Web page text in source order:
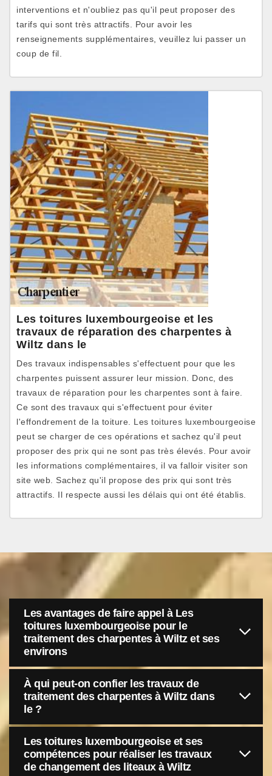
interventions et n'oubliez pas qu'il peut proposer des
tarifs qui sont très attractifs. Pour avoir les
renseignements supplémentaires, veuillez lui passer un
coup de fil.
Les toitures luxembourgeoise et les
travaux de réparation des charpentes à
Wiltz dans le
Des travaux indispensables s'effectuent pour que les
charpentes puissent assurer leur mission. Donc, des
travaux de réparation pour les charpentes sont à faire.
Ce sont des travaux qui s'effectuent pour éviter
l'effondrement de la toiture. Les toitures luxembourgeoise
peut se charger de ces opérations et sachez qu'il peut
proposer des prix qui ne sont pas très élevés. Pour avoir
les informations complémentaires, il va falloir visiter son
site web. Sachez qu'il propose des prix qui sont très
attractifs. Il respecte aussi les délais qui ont été établis.
Les avantages de faire appel à Les
toitures luxembourgeoise pour le
traitement des charpentes à Wiltz et ses
environs
À qui peut-on confier les travaux de
traitement des charpentes à Wiltz dans
le ?
Les toitures luxembourgeoise et ses
compétences pour réaliser les travaux
de changement des liteaux à Wiltz